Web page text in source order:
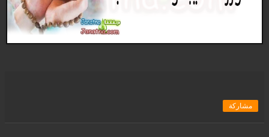
مشاركة